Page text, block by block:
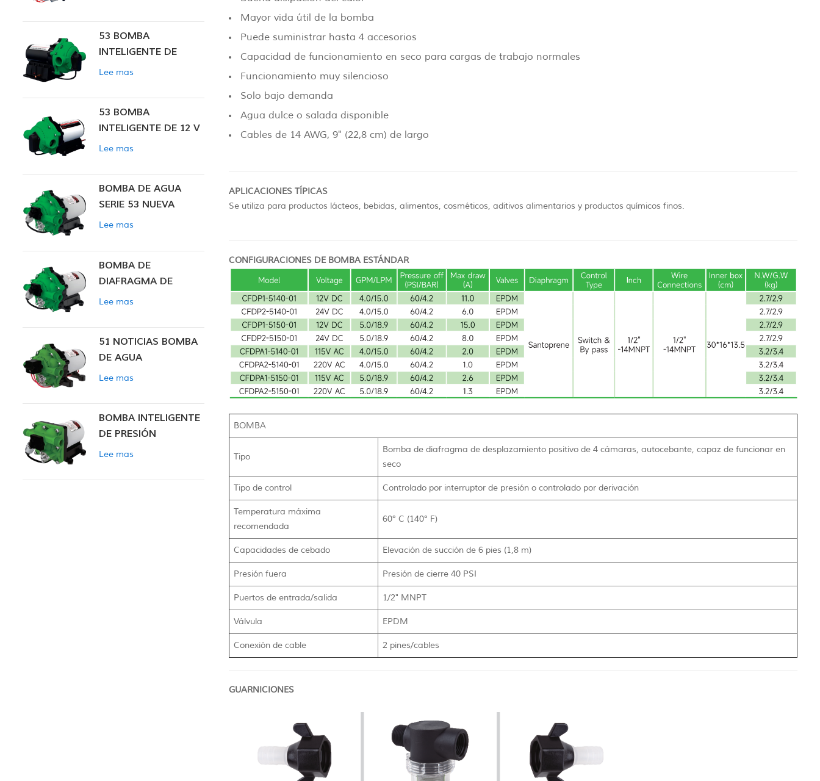
Mayor vida útil de la bomba
Puede suministrar hasta 4 accesorios
Capacidad de funcionamiento en seco para cargas de trabajo normales
Funcionamiento muy silencioso
Solo bajo demanda
Agua dulce o salada disponible
Cables de 14 AWG, 9" (22,8 cm) de largo
APLICACIONES TÍPICAS
Se utiliza para productos lácteos, bebidas, alimentos, cosméticos, aditivos alimentarios y productos químicos finos.
CONFIGURACIONES DE BOMBA ESTÁNDAR
BOMBA
Tipo
Bomba de diafragma de desplazamiento positivo de 4 cámaras, autocebante, capaz de funcionar en
seco
Tipo de control Controlado por interruptor de presión o controlado por derivación
Temperatura máxima
recomendada
60° C (140° F)
Capacidades de cebado Elevación de succión de 6 pies (1,8 m)
Presión fuera Presión de cierre 40 PSI
Puertos de entrada/salida 1/2" MNPT
Válvula EPDM
Conexión de cable 2 pines/cables
GUARNICIONES
53 BOMBA
INTELIGENTE DE
PRESIÓN CONSTANTE
Lee mas
53 BOMBA
INTELIGENTE DE 12 V
CC DE PRESIÓN
Lee mas
BOMBA DE AGUA
SERIE 53 NUEVA
Lee mas
BOMBA DE
DIAFRAGMA DE
PRESIÓN CONSTANTE
Lee mas
51 NOTICIAS BOMBA
DE AGUA
Lee mas
BOMBA INTELIGENTE
DE PRESIÓN
CONSTANTE SERIE
Lee mas